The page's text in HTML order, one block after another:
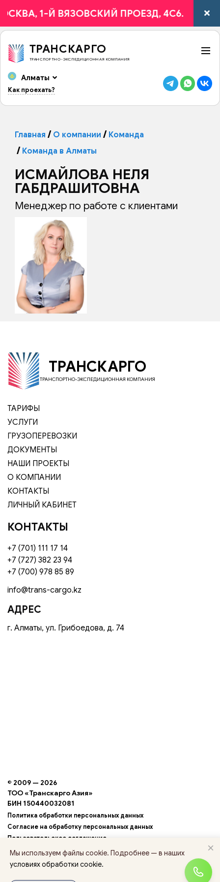
1-Й ВЯЗОВСКИЙ ПРОЕЗД, 4С6.
ТРАНСКАРГО
ТРАНСПОРТНО-ЭКСПЕДИЦИОННАЯ КОМПАНИЯ
Алматы
Как проехать?
Главная О компании
Команда
Команда в Алматы
ИСМАЙЛОВА НЕЛЯ
ГАБДРАШИТОВНА
Менеджер по работе с клиентами
ТРАНСКАРГО
ТРАНСПОРТНО-ЭКСПЕДИЦИОННАЯ КОМПАНИЯ
ТАРИФЫ
УСЛУГИ
ГРУЗОПЕРЕВОЗКИ
ДОКУМЕНТЫ
НАШИ ПРОЕКТЫ
О КОМПАНИИ
КОНТАКТЫ
ЛИЧНЫЙ КАБИНЕТ
КОНТАКТЫ
+7 (701) 111 17 14
+7 (727) 382 23 94
+7 (700) 978 85 89
info@trans-cargo.kz
АДРЕС
г. Алматы, ул. Грибоедова, д. 74
© 2009 — 2026
ТОО «Транскарго Азия»
БИН 150440032081
Политика обработки персональных данных
Согласие на обработку персональных данных
Пользовательское соглашение
Условия обработки cookie
Мы используем файлы cookie. Подробнее — в наших
условиях обработки cookie.
×